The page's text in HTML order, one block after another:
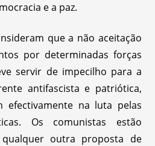
e a paz.
que a não aceitação
por determinadas forças
servir de impecilho para a
antifascista e patriótica,
efectivamente na luta pelas
Os comunistas estão
outra proposta de